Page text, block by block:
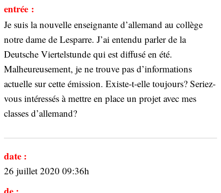
entrée :
Je suis la nouvelle enseignante d’allemand au collège
notre dame de Lesparre. J’ai entendu parler de la
Deutsche Viertelstunde qui est diffusé en été.
Malheureusement, je ne trouve pas d’informations
actuelle sur cette émission. Existe-t-elle toujours? Seriez-
vous intéressés à mettre en place un projet avec mes
classes d’allemand?
date :
26 juillet 2020 09:36h